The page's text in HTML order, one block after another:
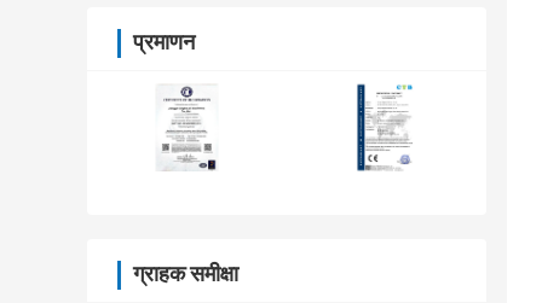
प्रमाणन
ग्राहक समीक्षा